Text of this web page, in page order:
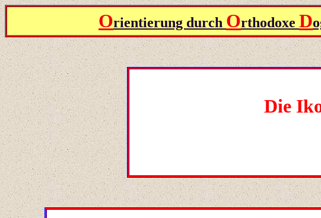
Orientierung durch Orthodoxe D
Die